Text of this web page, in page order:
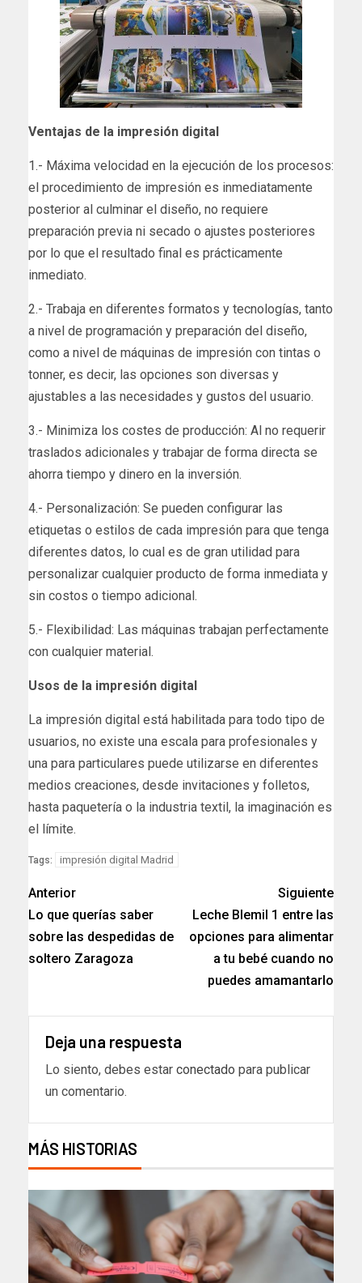
Ventajas de la impresión digital
1.- Máxima velocidad en la ejecución de los procesos:
el procedimiento de impresión es inmediatamente
posterior al culminar el diseño, no requiere
preparación previa ni secado o ajustes posteriores
por lo que el resultado final es prácticamente
inmediato.
2.- Trabaja en diferentes formatos y tecnologías, tanto
a nivel de programación y preparación del diseño,
como a nivel de máquinas de impresión con tintas o
tonner, es decir, las opciones son diversas y
ajustables a las necesidades y gustos del usuario.
3.- Minimiza los costes de producción: Al no requerir
traslados adicionales y trabajar de forma directa se
ahorra tiempo y dinero en la inversión.
4.- Personalización: Se pueden configurar las
etiquetas o estilos de cada impresión para que tenga
diferentes datos, lo cual es de gran utilidad para
personalizar cualquier producto de forma inmediata y
sin costos o tiempo adicional.
5.- Flexibilidad: Las máquinas trabajan perfectamente
con cualquier material.
Usos de la impresión digital
La impresión digital está habilitada para todo tipo de
usuarios, no existe una escala para profesionales y
una para particulares puede utilizarse en diferentes
medios creaciones, desde invitaciones y folletos,
hasta paquetería o la industria textil, la imaginación es
el límite.
Tags: impresión digital Madrid
Anterior
Lo que querías saber
sobre las despedidas de
soltero Zaragoza
Siguiente
Leche Blemil 1 entre las
opciones para alimentar
a tu bebé cuando no
puedes amamantarlo
Deja una respuesta
Lo siento, debes estar conectado para publicar
un comentario.
MÁS HISTORIAS